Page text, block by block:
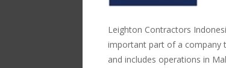
Leighton Contractors
important part of a company
and includes operations in